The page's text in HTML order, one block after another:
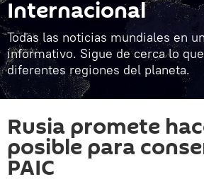
Internacional
Todas las noticias mundiales en
informativo. Sigue de cerca lo
diferentes regiones del planeta.
Rusia promete
posible para
PAIC